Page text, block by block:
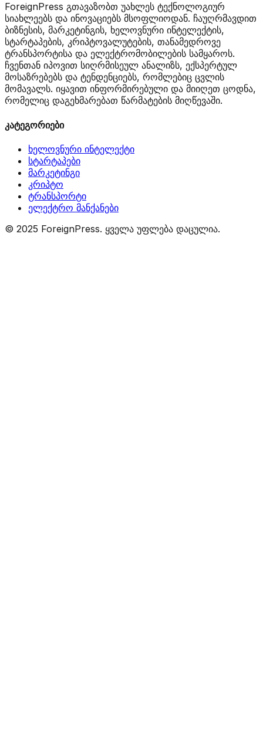
ForeignPress გთავაზობთ უახლეს ტექნოლოგიურ
სიახლეებს და ინოვაციებს მსოფლიოდან. ჩაუღრმავდით
ბიზნესის, მარკეტინგის, ხელოვნური ინტელექტის,
სტარტაპების, კრიპტოვალუტების, თანამედროვე
ტრანსპორტისა და ელექტრომობილების სამყაროს.
ჩვენთან იპოვით სიღრმისეულ ანალიზს, ექსპერტულ
მოსაზრებებს და ტენდენციებს, რომლებიც ცვლის
მომავალს. იყავით ინფორმირებული და მიიღეთ ცოდნა,
რომელიც დაგეხმარებათ წარმატების მიღწევაში.
კატეგორიები
ხელოვნური ინტელექტი
სტარტაპები
მარკეტინგი
კრიპტო
ტრანსპორტი
ელექტრო მანქანები
© 2025 ForeignPress. ყველა უფლება დაცულია.